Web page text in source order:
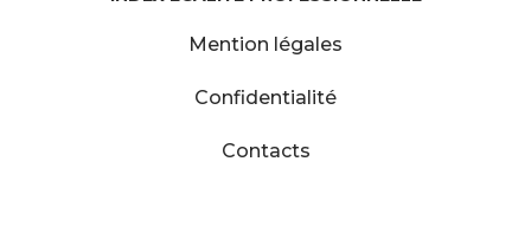
Mention légales
Confidentialité
Contacts